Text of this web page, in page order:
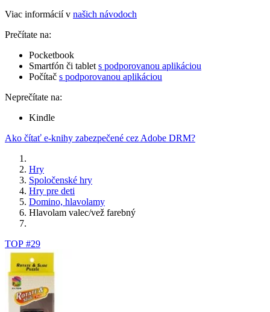
Viac informácií v našich návodoch
Prečítate na:
Pocketbook
Smartfón či tablet s podporovanou aplikáciou
Počítač s podporovanou aplikáciou
Neprečítate na:
Kindle
Ako čítať e-knihy zabezpečené cez Adobe DRM?
Hry
Spoločenské hry
Hry pre deti
Domino, hlavolamy
Hlavolam valec/vež farebný
TOP #29